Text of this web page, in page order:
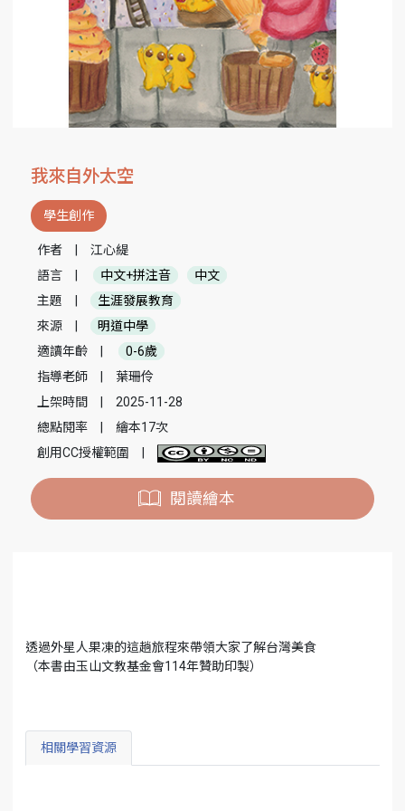
我來自外太空
學生創作
作者
江心緹
語言
中文+拼注音
中文
主題
生涯發展教育
來源
明道中學
適讀年齡
0-6歲
指導老師
葉珊伶
上架時間
2025-11-28
總點閱率
繪本17次
創用CC授權範圍
閱讀繪本
透過外星人果凍的這趟旅程來帶領大家了解台灣美食
（本書由玉山文教基金會114年贊助印製）
相關學習資源